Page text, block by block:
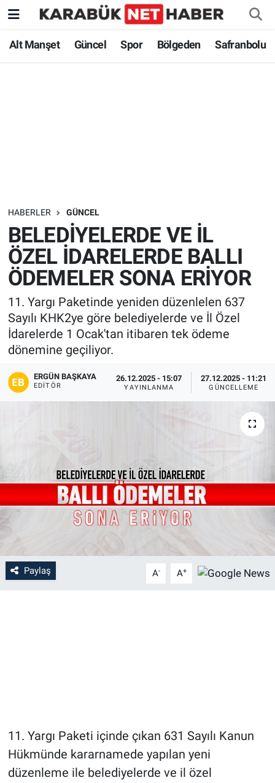
Alt Manşet Güncel Spor Bölgeden Safranbolu
HABERLER GÜNCEL
BELEDİYELERDE VE İL
ÖZEL İDARELERDE BALLI
ÖDEMELER SONA ERİYOR
11. Yargı Paketinde yeniden düzenlelen 637
Sayılı KHK2ye göre belediyelerde ve İl Özel
İdarelerde 1 Ocak'tan itibaren tek ödeme
dönemine geçiliyor.
ERGÜN BAŞKAYA
EDITÖR
26.12.2025 - 15:07
YAYINLANMA
27.12.2025 - 11:21
GÜNCELLEME
Paylaş A- A+
11. Yargı Paketi içinde çıkan 631 Sayılı Kanun
Hükmünde kararnamede yapılan yeni
düzenleme ile belediyelerde ve il özel